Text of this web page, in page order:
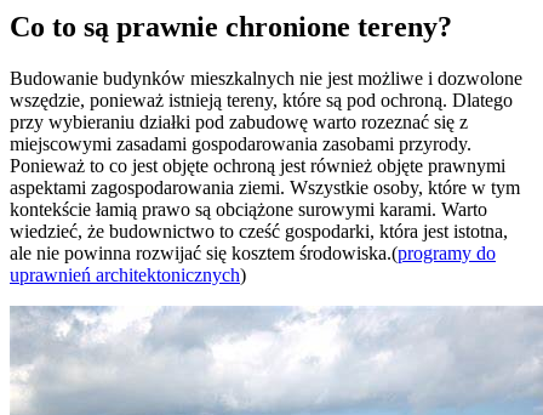
Co to są prawnie chronione tereny?
Budowanie budynków mieszkalnych nie jest możliwe i dozwolone
wszędzie, ponieważ istnieją tereny, które są pod ochroną. Dlatego
przy wybieraniu działki pod zabudowę warto rozeznać się z
miejscowymi zasadami gospodarowania zasobami przyrody.
Ponieważ to co jest objęte ochroną jest również objęte prawnymi
aspektami zagospodarowania ziemi. Wszystkie osoby, które w tym
kontekście łamią prawo są obciążone surowymi karami. Warto
wiedzieć, że budownictwo to cześć gospodarki, która jest istotna,
ale nie powinna rozwijać się kosztem środowiska.(programy do
uprawnień architektonicznych)